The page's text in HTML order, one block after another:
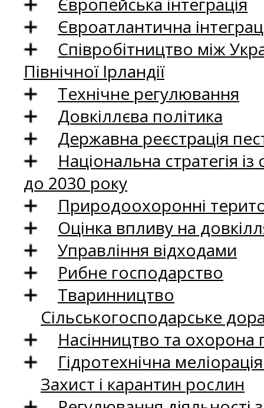
Євроатлантична
Співробітництво між
Північної Ірландії
Технічне регулювання
Довкіллєва політика
Державна реєстрація
Національна стратегія
до 2030 року
Природоохоронні
Оцінка впливу на
Управління відходами
Рибне господарство
Тваринництво
Сільськогосподарське
Насінництво та
Гідротехнічна
Захист і карантин рослин